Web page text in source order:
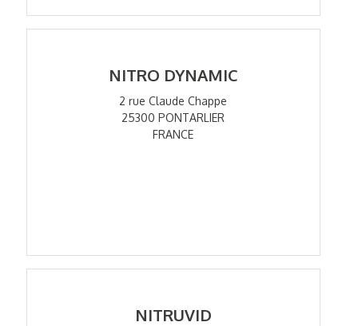
NITRO DYNAMIC
2 rue Claude Chappe
25300 PONTARLIER
FRANCE
NITRUVID